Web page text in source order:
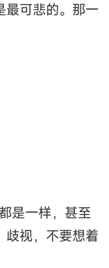
最可悲的。那一
是一样，甚至
歧视，不要想着